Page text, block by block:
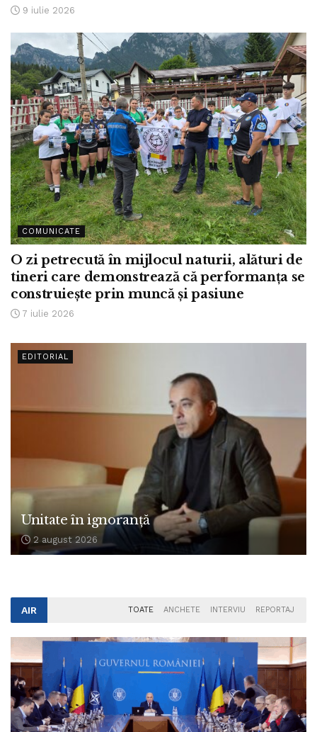
9 iulie 2026
COMUNICATE
O zi petrecută în mijlocul naturii, alături de
tineri care demonstrează că performanța se
construiește prin muncă și pasiune
7 iulie 2026
EDITORIAL
Unitate în ignoranță
2 august 2026
AIR TOATE ANCHETE INTERVIU REPORTAJ